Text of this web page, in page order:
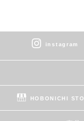
instagram
HOBONICHI